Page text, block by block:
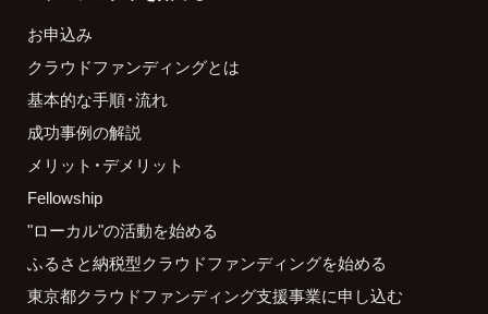
お申込み
クラウドファンディングとは
基本的な手順・流れ
成功事例の解説
メリット・デメリット
Fellowship
"ローカル"の活動を始める
ふるさと納税型クラウドファンディングを始める
東京都クラウドファンディング支援事業に申し込む